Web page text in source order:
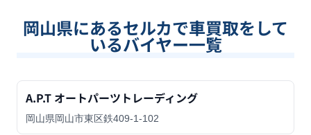
岡山県にあるセルカで車買取をして
いるバイヤー一覧
A.P.T オートパーツトレーディング
岡山県岡山市東区鉄409-1-102